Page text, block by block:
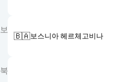
보
🇧🇦보스니아 헤르체고비나
북